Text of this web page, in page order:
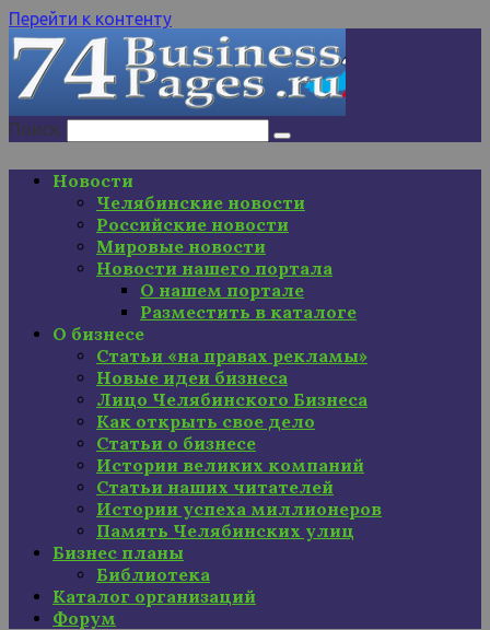
Перейти к контенту
Поиск:
Новости
Челябинские новости
Российские новости
Мировые новости
Новости нашего портала
О нашем портале
Разместить в каталоге
О бизнесе
Статьи «на правах рекламы»
Новые идеи бизнеса
Лицо Челябинского Бизнеса
Как открыть свое дело
Статьи о бизнесе
Истории великих компаний
Статьи наших читателей
Истории успеха миллионеров
Память Челябинских улиц
Бизнес планы
Библиотека
Каталог организаций
Форум